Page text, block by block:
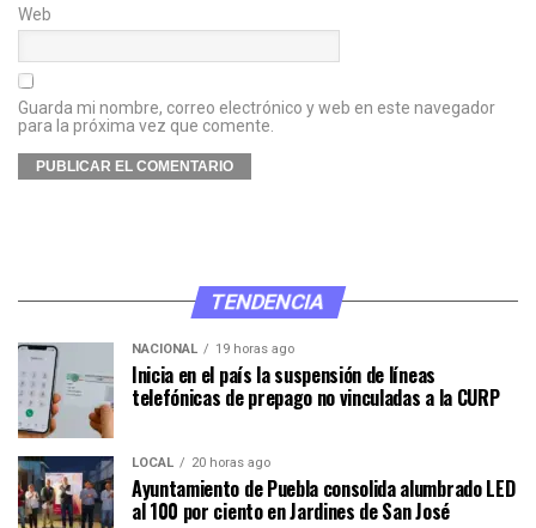
Web
Guarda mi nombre, correo electrónico y web en este navegador
para la próxima vez que comente.
TENDENCIA
NACIONAL 19 horas ago
Inicia en el país la suspensión de líneas
telefónicas de prepago no vinculadas a la CURP
LOCAL 20 horas ago
Ayuntamiento de Puebla consolida alumbrado LED
al 100 por ciento en Jardines de San José